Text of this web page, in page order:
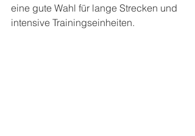
eine gute Wahl für lange Strecken und
intensive Trainingseinheiten.